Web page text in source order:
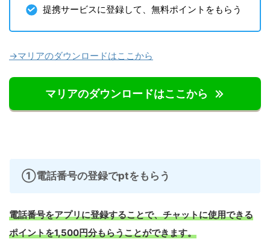
提携サービスに登録して、無料ポイントをもらう
→マリアのダウンロードはここから
マリアのダウンロードはここから
①電話番号の登録でptをもらう
電話番号をアプリに登録することで、チャットに使用できる
ポイントを1,500円分もらうことができます。